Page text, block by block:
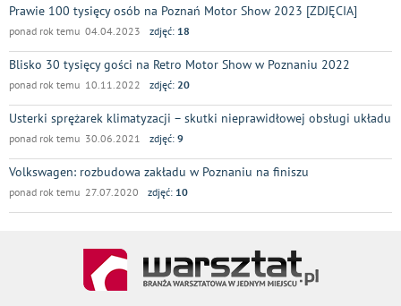
Prawie 100 tysięcy osób na Poznań Motor Show 2023 [ZDJĘCIA]
ponad rok temu 04.04.2023 zdjęć: 18
Blisko 30 tysięcy gości na Retro Motor Show w Poznaniu 2022
ponad rok temu 10.11.2022 zdjęć: 20
Usterki sprężarek klimatyzacji – skutki nieprawidłowej obsługi układu
ponad rok temu 30.06.2021 zdjęć: 9
Volkswagen: rozbudowa zakładu w Poznaniu na finiszu
ponad rok temu 27.07.2020 zdjęć: 10